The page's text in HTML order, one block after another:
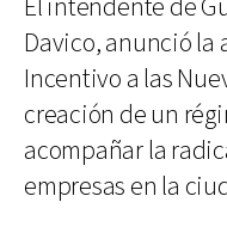
El intendente de
Davico, anunció la
Incentivo a las
creación de un
acompañar la
empresas en la